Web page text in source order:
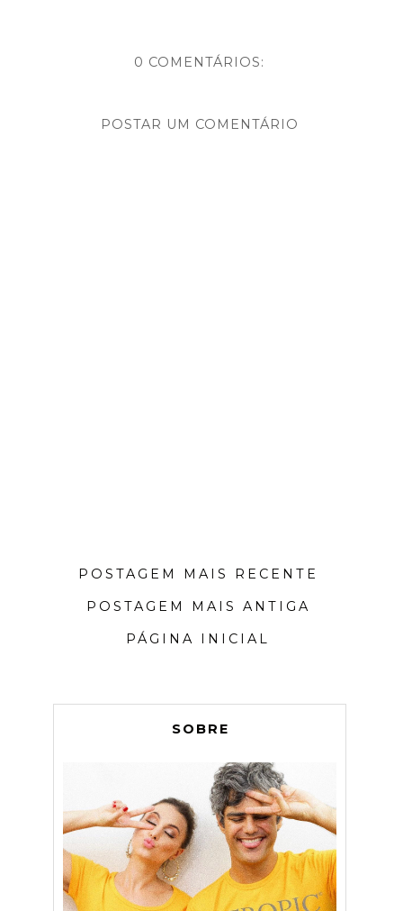
0 COMENTÁRIOS:
POSTAR UM COMENTÁRIO
POSTAGEM MAIS RECENTE
POSTAGEM MAIS ANTIGA
PÁGINA INICIAL
SOBRE